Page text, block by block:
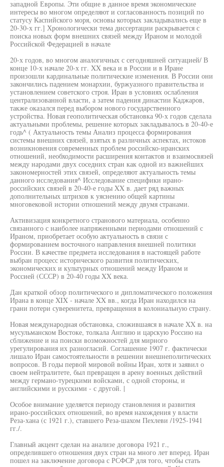
западной Европы. Эти общие в данное время экономические
интересы во многом определяют и согласованность позиций по
статусу Каспийского моря, основы которых закладывались еще в
20-30-х гг.] Хронологически тема диссертации раскрывается с
поиска новых форм внешних связей между Ираном и молодой
Российской Федерацией в начале
20-х годов, во многом аналогичных с сегодняшней ситуацией/ В
конце 10-х начале 20-х гг. XX века и в России и в Иране
произошли кардинальные политические изменения. В России они
закончились падением монархии, буржуазного правительства и
установлением советского строя. Иран в условиях ослабления
централизованной власти, а затем падения династии Каджаров,
также оказался перед выбором нового государственного
устройства. Новая геополитическая обстановка 90-х годов сделала
актуальными проблемы, решение которых закладывалось в 20-40-е
годь^ ( Актуальность темы Анализ процесса формирования
системы внешних связей, взятых в различных аспектах, истоков
возникновения современных проблем российско-иранских
отношений, необходимости расширения контактов и взаимосвязей
между народами двух соседних стран как одной из важнейших
закономерностей этих связей, определяют актуальность темы
данного исследования^ Исследование специфики ирано-
российских связей в 20-40-е годы XX в. дает ряд важных
дополнительных штрихов к уяснению общей картины
многовековой истории отношений между двумя странами.
Активизация конкретного странового материала, особенно
связанного с наиболее напряженными периодами отношений с
Ираном, приобретает особую актуальность в связи с
формированием восточного направления внешней политики
России. В качестве предмета исследования в настоящей работе
выбран процесс исторического развития политических,
экономических и культурных отношений между Ираном и
Россией (СССР) в 20-40 годы XX века.
Дан краткой обзор политического и дипломатического положения
Ирана в конце XIX - начале XX вв., когда Иран находился на
грани потери суверенитета, превращения в колониальную страну.
Новая международная обстановка, сложившаяся в начале XX в. на
мусульманском Востоке, толкала Англию и царскую Россию на
сближение и на поиски возможностей для мирного
урегулирования их разногласий. Соглашение 1907 г. фактически
лишало Иран самостоятельности в решении внешнеполитических
вопросов. В годы первой мировой войны Иран, хотя и заявил о
своем нейтралитете, был превращен в арену военных действий
между германо-турецкими войсками, с одной стороны, и
английскими и русскими - с другой. |
Особое внимание уделяется периоду становления и развития
ирано-российских отношений, во время нахождения у власти
Реза-хана (с 1921 г.), ставшего Реза-шахом Пехлеви /1925-1941
гг./.
Главный акцент сделан на анализе договора 1921 г.,
определившего отношения двух стран на много лет вперед. Иран
пошел на заключение договора с РСФСР для того, чтобы стать